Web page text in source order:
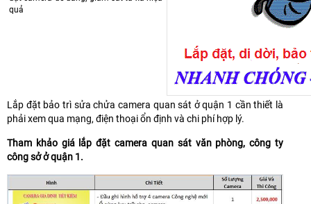
quả
Lắp đặt bảo trì sửa chửa camera quan sát ở quận 1 cần thiết là
phải xem qua mạng, điện thoại ổn định và chi phí hợp lý.
Tham khảo giá lắp đặt camera quan sát văn phòng, công ty
công sở ở quận 1.